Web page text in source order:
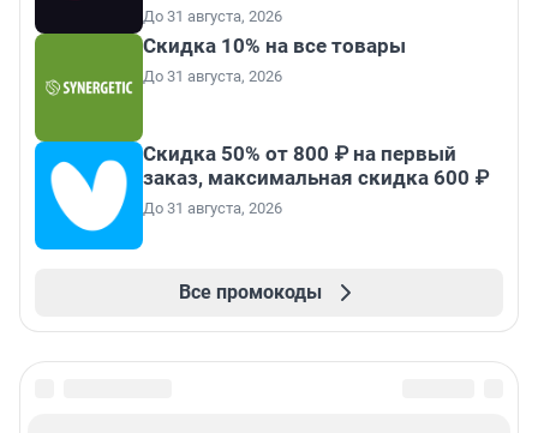
До 31 августа, 2026
Скидка 10% на все товары
До 31 августа, 2026
Скидка 50% от 800 ₽ на первый
заказ, максимальная скидка 600 ₽
До 31 августа, 2026
Все промокоды